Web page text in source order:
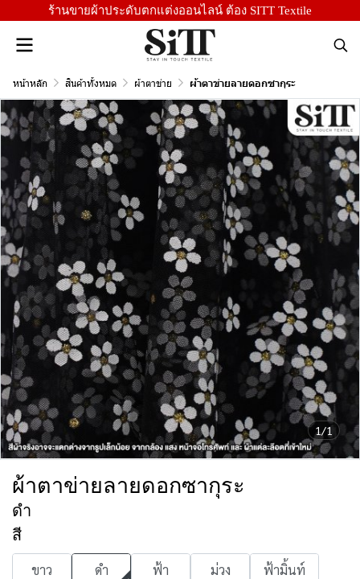
ร้านขายผ้าประดับตกแต่งออนไลน์ ต้อง SITT Textile
หน้าหลัก สินค้าทั้งหมด ผ้าตาข่าย ผ้าตาข่ายลายดอกซากุระ
1/1
ผ้าตาข่ายลายดอกซากุระ
ดำ
สี
ขาว ดำ ฟ้า ม่วง
ฟ้ามิ้นท์